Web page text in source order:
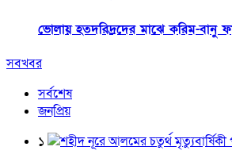
ভোলায় হতদরিদ্রদের মাঝে করিম-বানু
সবখবর
সর্বশেষ
জনপ্রিয়
১